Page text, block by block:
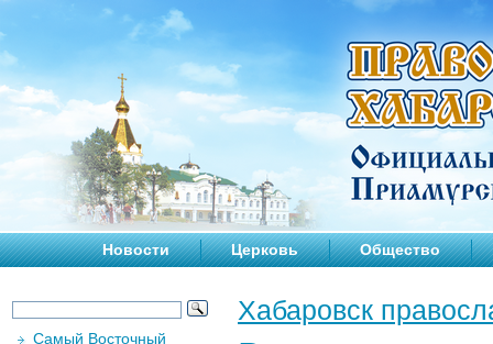
Новости Церковь Общество
Хабаровск
Самый Восточный